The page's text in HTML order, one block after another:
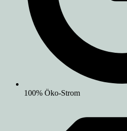
100% Öko-Strom